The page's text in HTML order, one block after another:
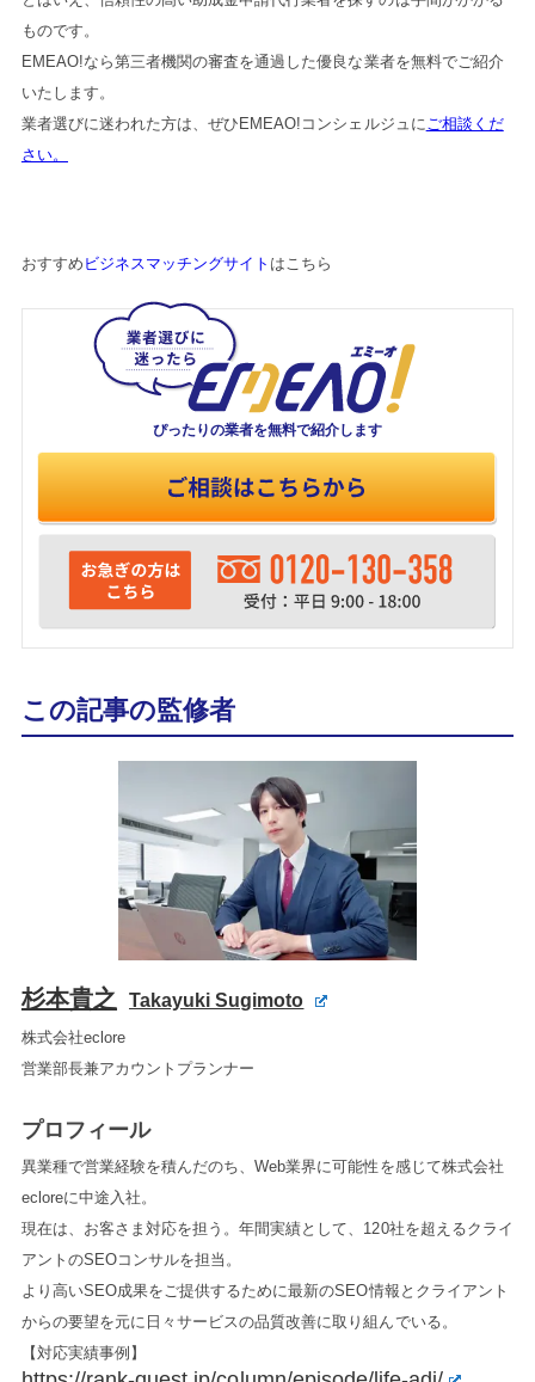
ものです。
EMEAO!なら第三者機関の審査を通過した優良な業者を無料でご紹介
いたします。
業者選びに迷われた方は、ぜひEMEAO!コンシェルジュにご相談くだ
さい。
おすすめ ビジネスマッチングサイト はこちら
ぴったりの業者を無料で紹介します
この記事の監修者
杉本貴之 Takayuki Sugimoto
株式会社eclore
営業部長兼アカウントプランナー
プロフィール
異業種で営業経験を積んだのち、Web業界に可能性を感じて株式会社
ecloreに中途入社。
現在は、お客さま対応を担う。年間実績として、120社を超えるクライ
アントのSEOコンサルを担当。
より高いSEO成果をご提供するために最新のSEO情報とクライアント
からの要望を元に日々サービスの品質改善に取り組んでいる。
【対応実績事例】